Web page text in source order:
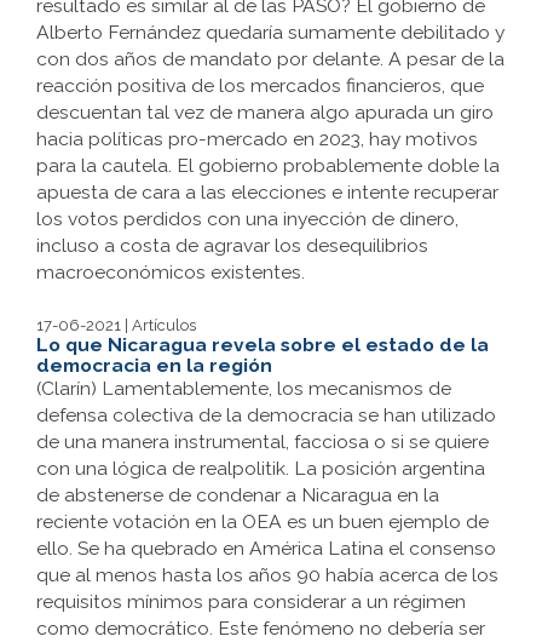
resultado es similar al de las PASO? El gobierno de
Alberto Fernández quedaría sumamente debilitado y
con dos años de mandato por delante. A pesar de la
reacción positiva de los mercados financieros, que
descuentan tal vez de manera algo apurada un giro
hacia políticas pro-mercado en 2023, hay motivos
para la cautela. El gobierno probablemente doble la
apuesta de cara a las elecciones e intente recuperar
los votos perdidos con una inyección de dinero,
incluso a costa de agravar los desequilibrios
macroeconómicos existentes.
17-06-2021 | Artículos
Lo que Nicaragua revela sobre el estado de la
democracia en la región
(Clarín) Lamentablemente, los mecanismos de
defensa colectiva de la democracia se han utilizado
de una manera instrumental, facciosa o si se quiere
con una lógica de realpolitik. La posición argentina
de abstenerse de condenar a Nicaragua en la
reciente votación en la OEA es un buen ejemplo de
ello. Se ha quebrado en América Latina el consenso
que al menos hasta los años 90 había acerca de los
requisitos mínimos para considerar a un régimen
como democrático. Este fenómeno no debería ser